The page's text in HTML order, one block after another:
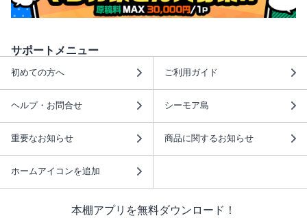
サポートメニュー
初めての方へ ご利用ガイド
ヘルプ・お問合せ シーモア島
重要なお知らせ 商品に関するお知らせ
ホームアイコンを追加
本棚アプリを無料ダウンロード！